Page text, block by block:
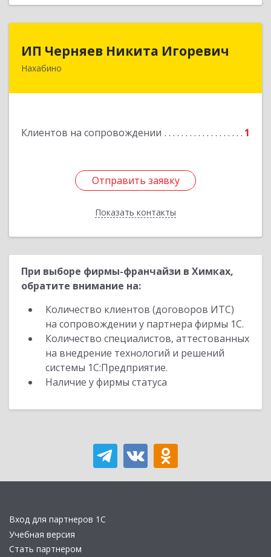
ИП Черняев Никита Игоревич
Нахабино
Клиентов на сопровождении 1
Отправить заявку
Показать контакты
143430, Московская обл, Красногорский р-н,
Подробнее
Отправить заявку
Назад
При выборе фирмы-франчайзи в Химках,
обратите внимание на:
Количество клиентов (договоров ИТС)
на сопровождении у партнера фирмы 1С.
Количество специалистов, аттестованных
на внедрение технологий и решений
системы 1С:Предприятие.
Наличие у фирмы статуса
Вход для партнеров 1С
Учебная версия
Стать партнером